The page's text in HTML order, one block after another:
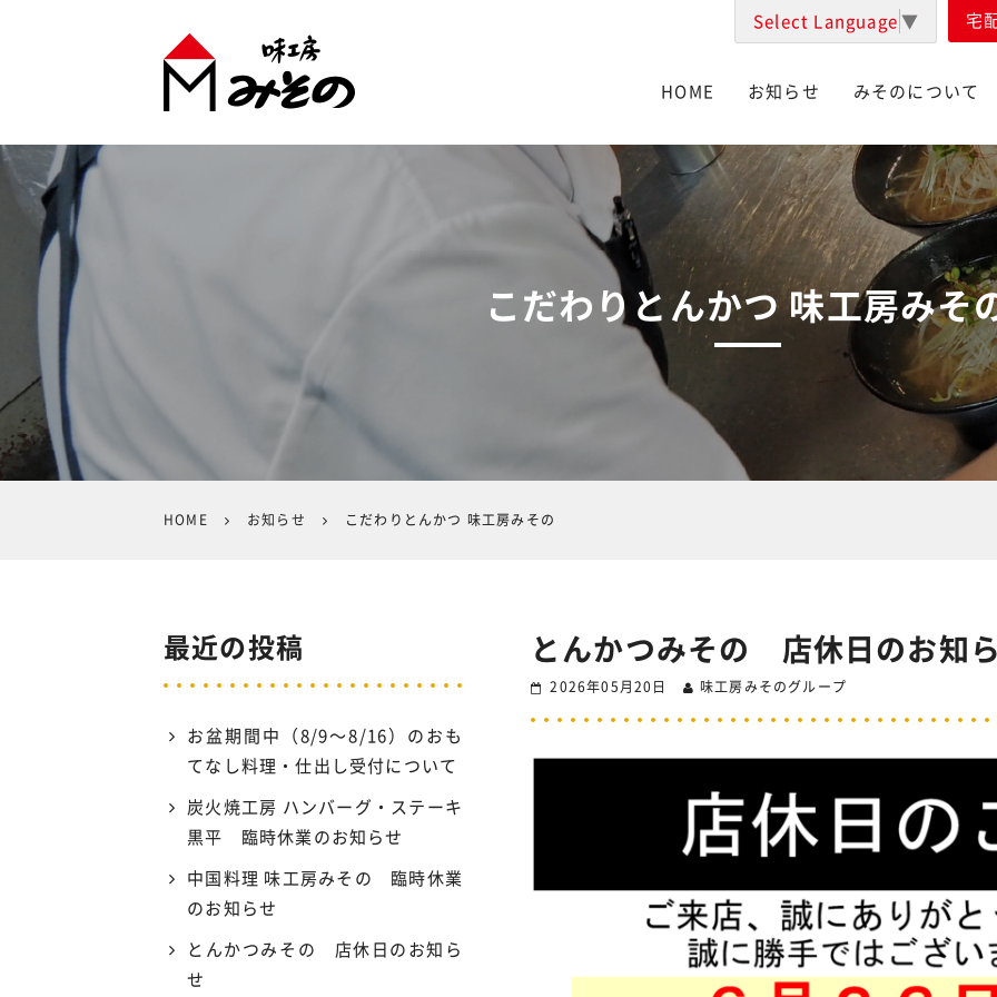
Select Language▼ 宅
HOME お知らせ みそのについて
こだわりとんかつ 味工房みそ
HOME お知らせ こだわりとんかつ 味工房みその
とんかつみその 店休日のお知
2026年05月20日 味工房みそのグループ
最近の投稿
お盆期間中（8/9〜8/16）のおも
てなし料理・仕出し受付について
炭火焼工房 ハンバーグ・ステーキ
黒平 臨時休業のお知らせ
中国料理 味工房みその 臨時休業
のお知らせ
とんかつみその 店休日のお知ら
せ